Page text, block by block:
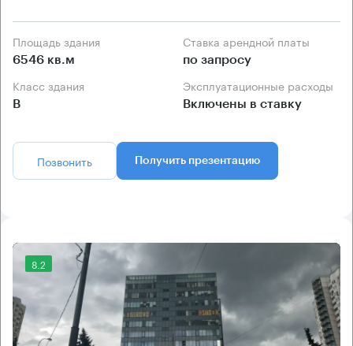
Площадь здания
6546 кв.м
Ставка арендной платы
по запросу
Класс здания
B
Эксплуатационные расходы
Включены в ставку
Позвонить Получить презентацию
8.2